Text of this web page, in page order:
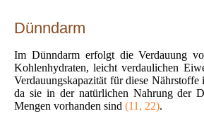
Dünndarm
Im Dünndarm erfolgt die Verdauung
Kohlenhydraten, leicht verdaulichen
Verdauungskapazität für diese Nährstoffe
da sie in der natürlichen Nahrung der
Mengen vorhanden sind (11, 22).